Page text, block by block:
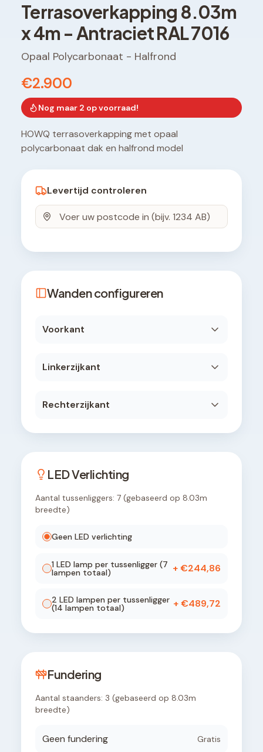
Terrasoverkapping 8.03m
x4m -Antraciet RAL 7016
Opaal Polycarbonaat - Halfrond
€2.900
Nog maar 2 op voorraad!
HOWQ terrasoverkapping met opaal
polycarbonaat dak en halfrond model
Levertijd controleren
Wanden configureren
Voorkant
Linkerzijkant
Rechterzijkant
LED Verlichting
Aantal tussenliggers: 7 (gebaseerd op 8.03m
breedte)
Geen LED verlichting
1 LED lamp per tussenligger (7
lampen totaal) + €244,86
2 LED lampen per tussenligger
(14 lampen totaal) + €489,72
Fundering
Aantal staanders: 3 (gebaseerd op 8.03m
breedte)
Geen fundering Gratis